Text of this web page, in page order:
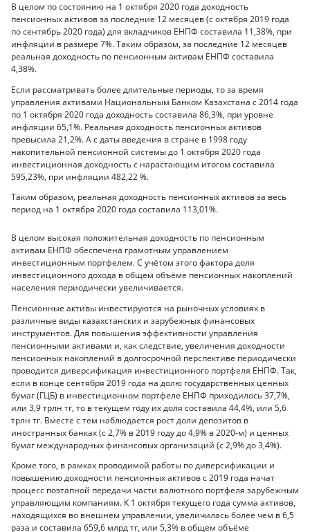
В целом по состоянию на 1 октября 2020 года доходность
пенсионных активов за последние 12 месяцев (с октября 2019 года
по сентябрь 2020 года) для вкладчиков ЕНПФ составила 11,38%, при
инфляции в размере 7%. Таким образом, за последние 12 месяцев
реальная доходность по пенсионным активам ЕНПФ составила
4,38%.
Если рассматривать более длительные периоды, то за время
управления активами Национальным Банком Казахстана с 2014 года
по 1 октября 2020 года доходность составила 86,3%, при уровне
инфляции 65,1%. Реальная доходность пенсионных активов
превысила 21,2%. А с даты введения в стране в 1998 году
накопительной пенсионной системы до 1 октября 2020 года
инвестиционная доходность с нарастающим итогом составила
595,23%, при инфляции 482,22 %.
Таким образом, реальная доходность пенсионных активов за весь
период на 1 октября 2020 года составила 113,01%.
В целом высокая положительная доходность по пенсионным
активам ЕНПФ обеспечена грамотным управлением
инвестиционным портфелем. С учётом этого фактора доля
инвестиционного дохода в общем объёме пенсионных накоплений
населения периодически увеличивается.
Пенсионные активы инвестируются на рыночных условиях в
различные виды казахстанских и зарубежных финансовых
инструментов. Для повышения эффективности управления
пенсионными активами и, как следствие, увеличения доходности
пенсионных накоплений в долгосрочной перспективе периодически
проводится диверсификация инвестиционного портфеля ЕНПФ. Так,
если в конце сентября 2019 года на долю государственных ценных
бумаг (ГЦБ) в инвестиционном портфеле ЕНПФ приходилось 37,7%,
или 3,9 трлн тг, то в текущем году их доля составила 44,4%, или 5,6
трлн тг. Вместе с тем наблюдается рост доли депозитов в
иностранных банках (с 2,7% в 2019 году до 4,9% в 2020-м) и ценных
бумаг международных финансовых организаций (с 2,9% до 3,4%).
Кроме того, в рамках проводимой работы по диверсификации и
повышению доходности пенсионных активов с 2019 года начат
процесс поэтапной передачи части валютного портфеля зарубежным
управляющим компаниям. К 1 октября текущего года сумма активов,
находящихся во внешнем управлении, увеличилась более чем в 6,5
раза и составила 659,6 млрд тг, или 5,3% в общем объёме